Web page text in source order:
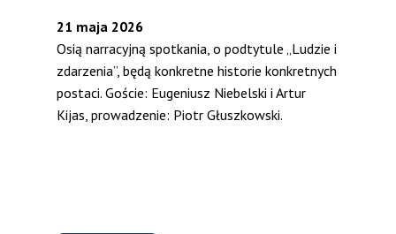
21 maja 2026
Osią narracyjną spotkania, o podtytule „Ludzie i
zdarzenia”, będą konkretne historie konkretnych
postaci. Goście: Eugeniusz Niebelski i Artur
Kijas, prowadzenie: Piotr Głuszkowski.